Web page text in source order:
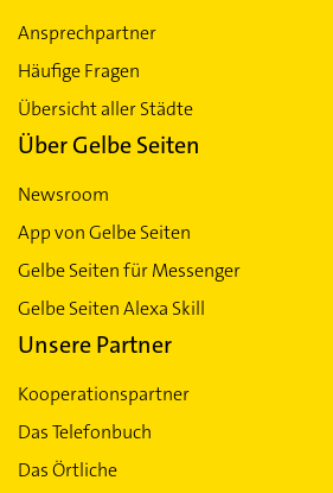
Ansprechpartner
Häufige Fragen
Übersicht aller Städte
Über Gelbe Seiten
Newsroom
App von Gelbe Seiten
Gelbe Seiten für Messenger
Gelbe Seiten Alexa Skill
Unsere Partner
Kooperationspartner
Das Telefonbuch
Das Örtliche